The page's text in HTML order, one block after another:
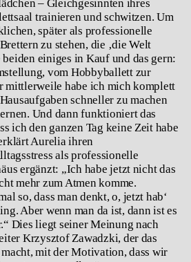
– Gleichgesinnten ihres
trainieren und schwitzen. Um
später als professionelle
zu stehen, die ‚die Welt
beiden einiges in Kauf und das gern:
vom Hobbyballett zur
mittlerweile habe ich mich komplett
schneller zu machen
Und dann funktioniert das
ich den ganzen Tag keine Zeit habe
Aurelia ihren
als professionelle
ergänzt: „Ich habe jetzt nicht das
mehr zum Atmen komme.
so, dass man denkt, o, jetzt hab‘
Aber wenn man da ist, dann ist es
Dies liegt seiner Meinung nach
Krzysztof Zawadzki, der das
mit der Motivation, dass wir